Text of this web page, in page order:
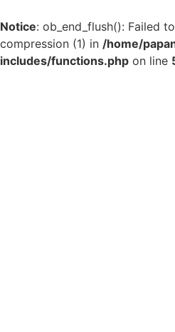
Notice: ob_end_flush(): Failed
compression (1) in /home/
includes/functions.php on line